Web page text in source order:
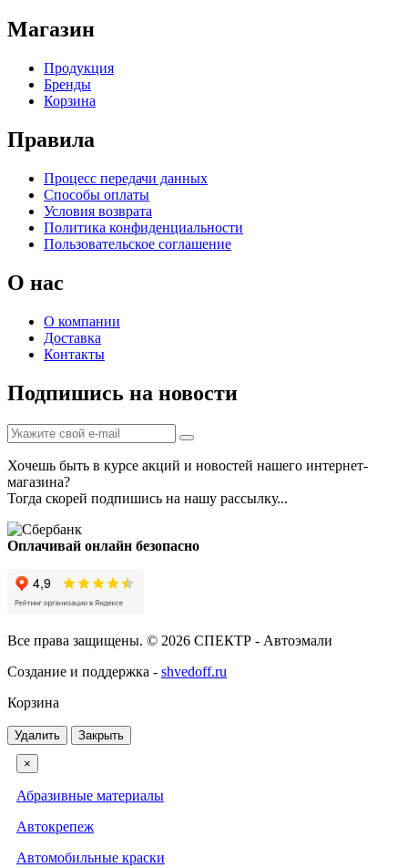
Магазин
Продукция
Бренды
Корзина
Правила
Процесс передачи данных
Способы оплаты
Условия возврата
Политика конфиденциальности
Пользовательское соглашение
О нас
О компании
Доставка
Контакты
Подпишись на новости
Хочешь быть в курсе акций и новостей нашего интернет-
магазина?
Тогда скорей подпишись на нашу рассылку...
Оплачивай онлайн безопасно
Все права защищены. © 2026 СПЕКТР - Автоэмали
Создание и поддержка - shvedoff.ru
Корзина
Удалить Закрыть
×
Абразивные материалы
Автокрепеж
Автомобильные краски